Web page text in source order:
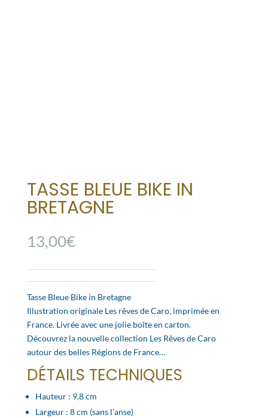
TASSE BLEUE BIKE IN
BRETAGNE
13,00€
Tasse Bleue Bike in Bretagne
Illustration originale Les rêves de Caro, imprimée en
France. Livrée avec une jolie boîte en carton.
Découvrez la nouvelle collection Les Rêves de Caro
autour des belles Régions de France…
DÉTAILS TECHNIQUES
Hauteur : 9,8 cm
Largeur : 8 cm (sans l’anse)